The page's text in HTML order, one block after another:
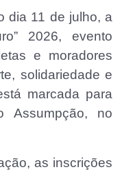
dia 11 de julho, a
2026, evento
e moradores
solidariedade e
marcada para
Assumpção, no
as inscrições